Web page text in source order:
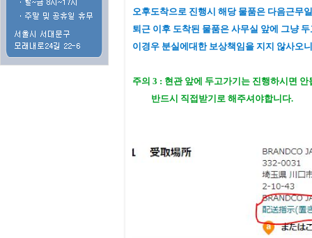
오후도착으로 진행시 해당 물품은 다음근무
퇴근 이후 도착된 물품은 사무실 앞에 그냥
이경우 분실에대한 보상책임을 지지 않사오
주의 3 : 현관 앞에 두고가기는 진행하시면
반드시 직접받기로 해주셔야합니다.